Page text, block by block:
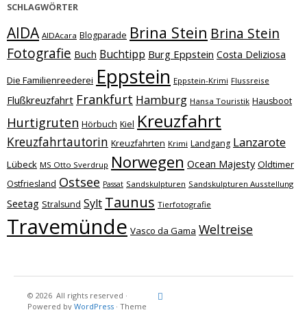
SCHLAGWÖRTER
AIDA AIDAcara Blogparade Brina Stein Brina Stein
Fotografie Buch Buchtipp Burg Eppstein Costa Deliziosa
Die Familienreederei Eppstein Eppstein-Krimi Flussreise
Flußkreuzfahrt Frankfurt Hamburg Hansa Touristik Hausboot
Hurtigruten Hörbuch Kiel Kreuzfahrt
Kreuzfahrtautorin Kreuzfahrten Krimi Landgang Lanzarote
Lübeck MS Otto Sverdrup Norwegen Ocean Majesty Oldtimer
Ostfriesland Ostsee Passat Sandskulpturen Sandskulpturen Ausstellung
Seetag Stralsund Sylt Taunus Tierfotografie
Travemünde Vasco da Gama Weltreise
© 2026 All rights reserved ·
Powered by WordPress · Theme